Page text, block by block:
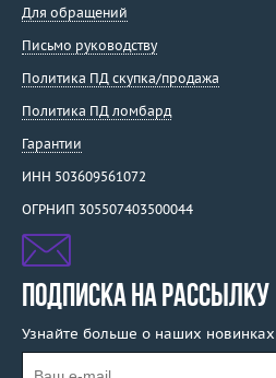
Для обращений
Письмо руководству
Политика ПД скупка/продажа
Политика ПД ломбард
Гарантии
ИНН 503609561072
ОГРНИП 305507403500044
ПОДПИСКА НА РАССЫЛКУ
Узнайте больше о наших